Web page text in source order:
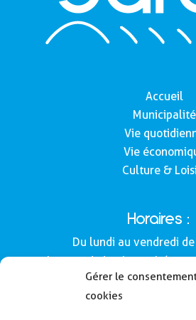
Gérer le
cookies
Accueil
Municipalité
Vie
Vie
Culture &
Horaires :
Du lundi au vendredi
le samedi de 9h à 12h